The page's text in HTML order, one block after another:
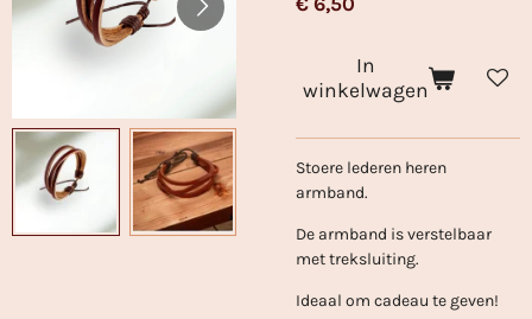
In
winkelwagen
Stoere lederen heren
armband.
De armband is verstelbaar
met treksluiting.
Ideaal om cadeau te geven!